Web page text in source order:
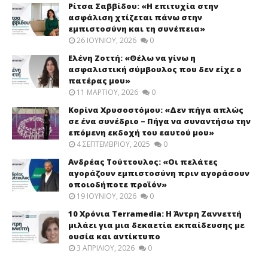
Ρίτσα Σαββίδου: «Η επιτυχία στην
ασφάλιση χτίζεται πάνω στην
εμπιστοσύνη και τη συνέπεια»
26 ΙΟΥΝΊΟΥ, 2026 0
Ελένη Ζοττή: «Θέλω να γίνω η
ασφαλιστική σύμβουλος που δεν είχε ο
πατέρας μου»
11 ΜΑΡΤΊΟΥ, 2026 0
Κορίνα Χρυσοστόμου: «Δεν πήγα απλώς
σε ένα συνέδριο – Πήγα να συναντήσω την
επόμενη εκδοχή του εαυτού μου»
4 ΣΕΠΤΕΜΒΡΊΟΥ, 2025 0
Ανδρέας Τούττουλος: «Οι πελάτες
αγοράζουν εμπιστοσύνη πριν αγοράσουν
οποιοδήποτε προϊόν»
19 ΙΟΥΝΊΟΥ, 2026 0
10 Χρόνια Terramedia: Η Άντρη Ζαννεττή
μιλάει για μια δεκαετία εκπαίδευσης με
ουσία και αντίκτυπο
3 ΑΠΡΙΛΊΟΥ, 2026 0